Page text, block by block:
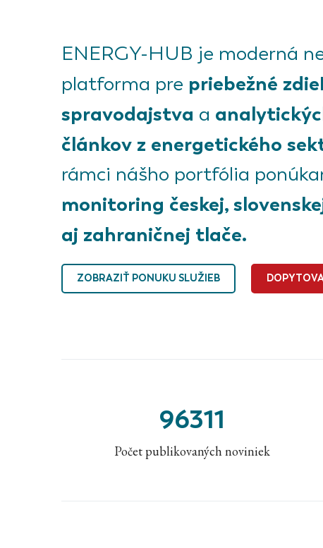
ENERGY-HUB je moderná
platforma pre priebežné
spravodajstva a
článkov z energetického
rámci nášho portfólia
monitoring českej,
aj zahraničnej tlače.
ZOBRAZIŤ PONUKU SLUŽIEB
96311
Počet publikovaných noviniek